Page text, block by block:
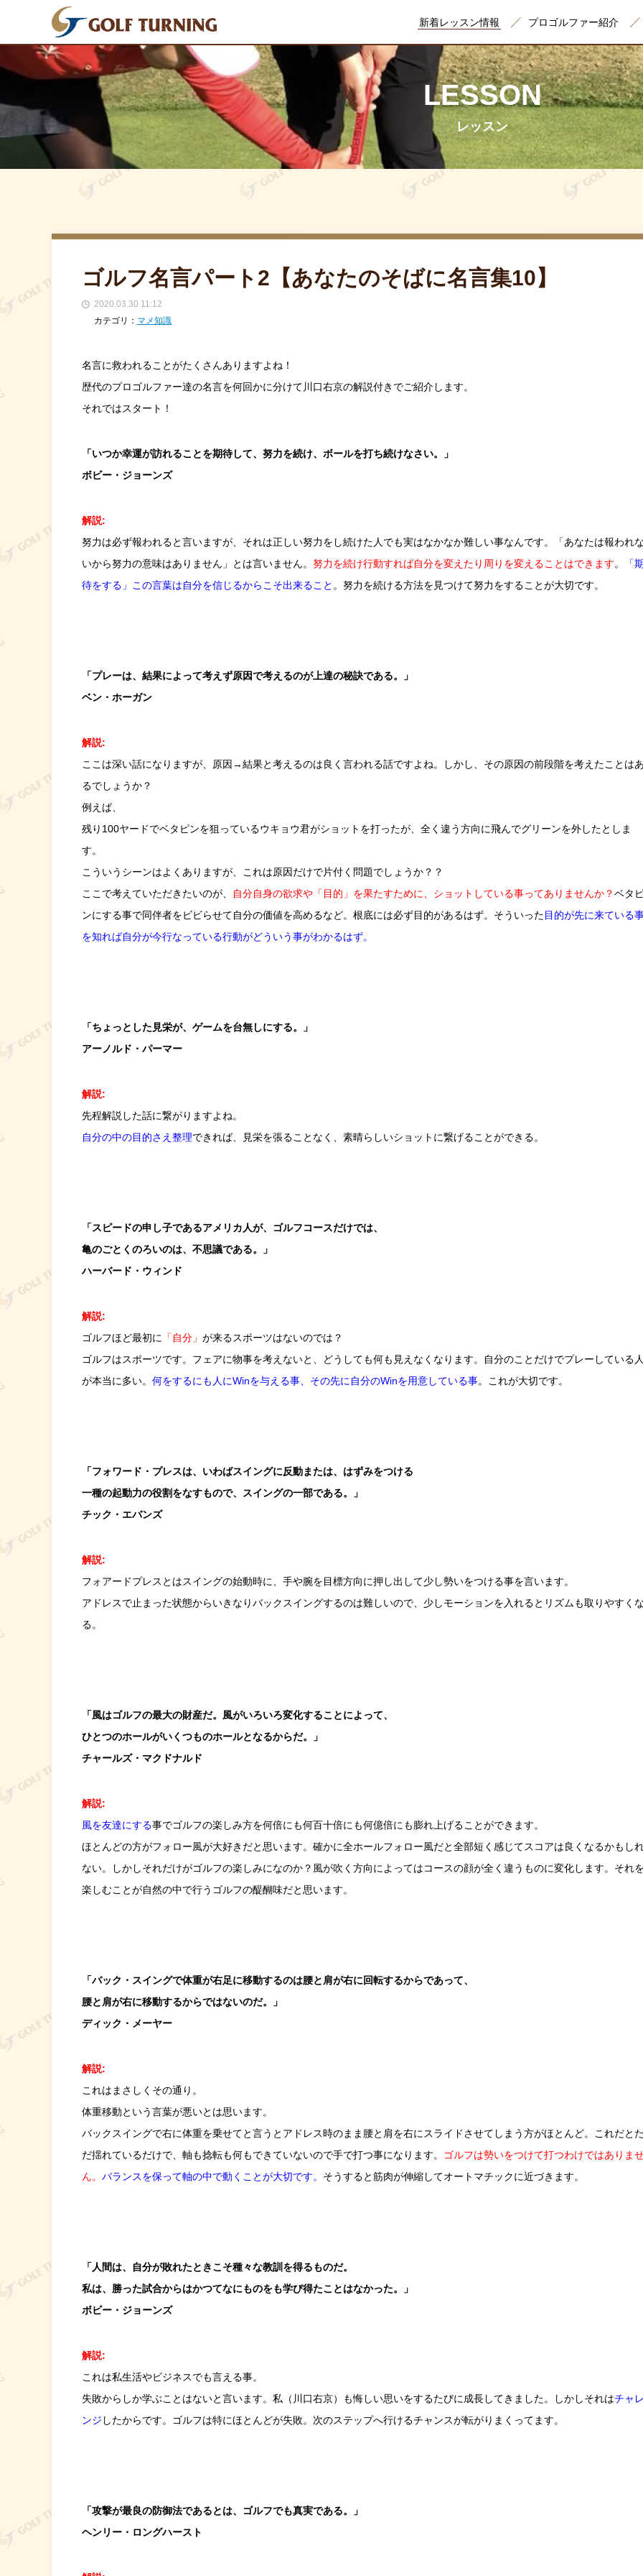
新着レッスン情報 プロゴルファー紹介
LESSON
レッスン
ゴルフ名言パート2【あなたのそばに名言集10】
2020.03.30 11:12
カテゴリ： マメ知識
名言に救われることがたくさんありますよね！
歴代のプロゴルファー達の名言を何回かに分けて川口右京の解説付きでご紹介します。
それではスタート！
「いつか幸運が訪れることを期待して、努力を続け、ボールを打ち続けなさい。」
ボビー・ジョーンズ
解説:
努力は必ず報われると言いますが、それは正しい努力をし続けた人でも実はなかなか難しい事なんです。「あなたは報われ
いから努力の意味はありません」とは言いません。 努力を続け行動すれば自分を変えたり周りを変えることはできます。
「
待をする」この言葉は自分を信じるからこそ出来ること 。努力を続ける方法を見つけて努力をすることが大切です。
「プレーは、結果によって考えず原因で考えるのが上達の秘訣である。」
ベン・ホーガン
解説:
ここは深い話になりますが、原因→結果と考えるのは良く言われる話ですよね。しかし、その原因の前段階を考えたことは
るでしょうか？
例えば、
残り100ヤードでベタピンを狙っているウキョウ君がショットを打ったが、全く違う方向に飛んでグリーンを外したとしま
す。
こういうシーンはよくありますが、これは原因だけで片付く問題でしょうか？？
ここで考えていただきたいのが、
自分自身の欲求や「目的」を果たすために、ショットしている事ってありませんか？ベタ
ンにする事で同伴者をビビらせて自分の価値を高めるなど。根底には必ず目的があるはず。そういった目的が先に来ている
を知れば自分が今行なっている行動がどういう事がわかるはず。
「ちょっとした見栄が、ゲームを台無しにする。」
アーノルド・パーマー
解説:
先程解説した話に繋がりますよね。
自分の中の目的さえ整理できれば、見栄を張ることなく、素晴らしいショットに繋げることができる。
「スピードの申し子であるアメリカ人が、ゴルフコースだけでは、
亀のごとくのろいのは、不思議である。」
ハーバード・ウィンド
解説:
ゴルフほど最初に
「自分」 が来るスポーツはないのでは？
ゴルフはスポーツです。フェアに物事を考えないと、どうしても何も見えなくなります。自分のことだけでプレーしている
が本当に多い。 何をするにも人にWinを与える事、その先に自分のWinを用意している事。これが大切です。
「フォワード・プレスは、いわばスイングに反動または、はずみをつける
一種の起動力の役割をなすもので、スイングの一部である。」
チック・エバンズ
解説:
フォアードプレスとはスイングの始動時に、手や腕を目標方向に押し出して少し勢いをつける事を言います。
アドレスで止まった状態からいきなりバックスイングするのは難しいので、少しモーションを入れるとリズムも取りやすく
る。
「風はゴルフの最大の財産だ。風がいろいろ変化することによって、
ひとつのホールがいくつものホールとなるからだ。」
チャールズ・マクドナルド
解説:
風を友達にする事でゴルフの楽しみ方を何倍にも何百十倍にも何億倍にも膨れ上げることができます。
ほとんどの方がフォロー風が大好きだと思います。確かに全ホールフォロー風だと全部短く感じてスコアは良くなるかもし
ない。しかしそれだけがゴルフの楽しみになのか？風が吹く方向によってはコースの顔が全く違うものに変化します。それ
楽しむことが自然の中で行うゴルフの醍醐味だと思います。
「バック・スイングで体重が右足に移動するのは腰と肩が右に回転するからであって、
腰と肩が右に移動するからではないのだ。」
ディック・メーヤー
解説:
これはまさしくその通り。
体重移動という言葉が悪いとは思います。
バックスイングで右に体重を乗せてと言うとアドレス時のまま腰と肩を右にスライドさせてしまう方がほとんど。これだと
だ揺れているだけで、軸も捻転も何もできていないので手で打つ事になります。
ゴルフは勢いをつけて打つわけではありま
ん。 バランスを保って軸の中で動くことが大切です。 そうすると筋肉が伸縮してオートマチックに近づきます。
「人間は、自分が敗れたときこそ種々な教訓を得るものだ。
私は、勝った試合からはかつてなにものをも学び得たことはなかった。」
ボビー・ジョーンズ
解説:
これは私生活やビジネスでも言える事。
失敗からしか学ぶことはないと言います。私（川口右京）も悔しい思いをするたびに成長してきました。しかしそれはチャ
ンジ したからです。ゴルフは特にほとんどが失敗。次のステップへ行けるチャンスが転がりまくってます。
「攻撃が最良の防御法であるとは、ゴルフでも真実である。」
ヘンリー・ロングハースト